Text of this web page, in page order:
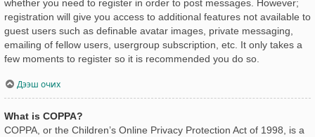
whether you need to register in order to post messages. However;
registration will give you access to additional features not available to
guest users such as definable avatar images, private messaging,
emailing of fellow users, usergroup subscription, etc. It only takes a
few moments to register so it is recommended you do so.
Дээш очих
What is COPPA?
COPPA, or the Children’s Online Privacy Protection Act of 1998, is a